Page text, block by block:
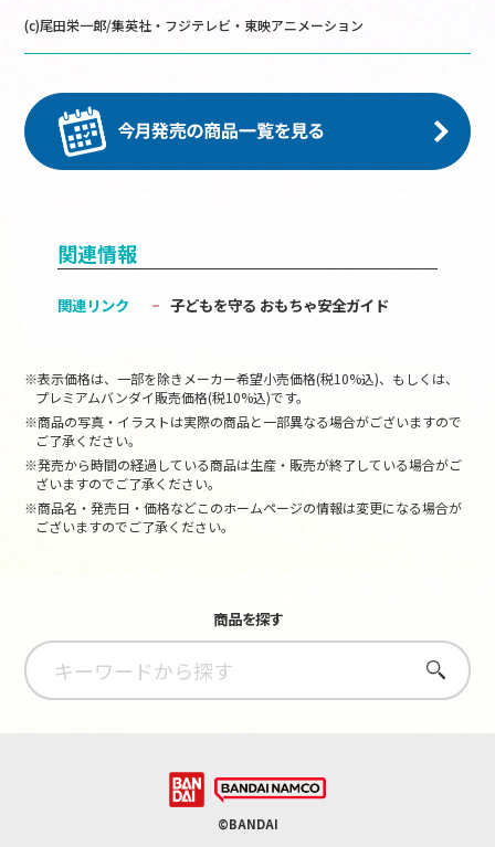
(c)尾田栄一郎/集英社・フジテレビ・東映アニメーション
関連情報
関連リンク 子どもを守る おもちゃ安全ガイド
※表示価格は、一部を除きメーカー希望小売価格(税10%込)、もしくは、
プレミアムバンダイ販売価格(税10%込)です。
※商品の写真・イラストは実際の商品と一部異なる場合がございますので
ご了承ください。
※発売から時間の経過している商品は生産・販売が終了している場合がご
ざいますのでご了承ください。
※商品名・発売日・価格などこのホームページの情報は変更になる場合が
ございますのでご了承ください。
商品を探す
さがす
©BANDAI